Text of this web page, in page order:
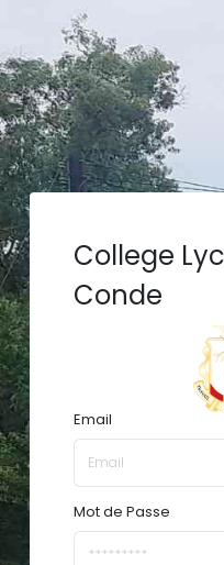
College
Conde
Email
Mot de Passe